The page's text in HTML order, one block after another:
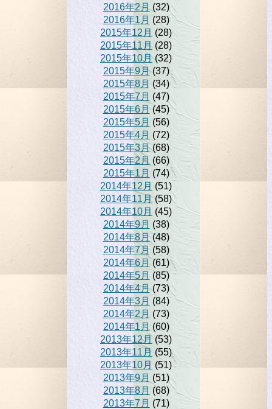
2016年2月(32)
2016年1月 (28)
2015年12月 (28)
2015年11月(28)
2015年10月(32)
2015年9月(37)
2015年8月 (34)
2015年7月 (47)
2015年6月 (45)
2015年5月 (56)
2015年4月 (72)
2015年3月(68)
2015年2月(66)
2015年1月 (74)
2014年12月 (51)
2014年11月 (58)
2014年10月 (45)
2014年9月 (38)
2014年8月(48)
2014年7月(58)
2014年6月 (61)
2014年5月(85)
2014年4月(73)
2014年3月 (84)
2014年2月 (73)
2014年1月(60)
2013年12月(53)
2013年11月 (55)
2013年10月 (51)
2013年9月 (51)
2013年8月 (68)
2013年7月 (71)